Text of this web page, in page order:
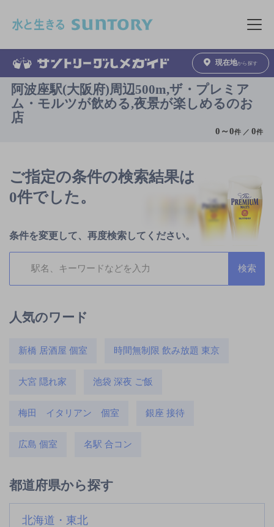
メニュ
現在地から探す
阿波座駅(大阪府)周辺500m,ザ・プレミア
ム・モルツが飲める,夜景が楽しめるのお
店
0 ～0件 ／0件
ご指定の条件の検索結果は
0件でした。
条件を変更して、再度検索してください。
人気のワード
新橋 居酒屋 個室 時間無制限 飲み放題 東京
大宮 隠れ家 池袋 深夜 ご飯
梅田 イタリアン 個室 銀座 接待
広島 個室 名駅 合コン
都道府県から探す
北海道・東北